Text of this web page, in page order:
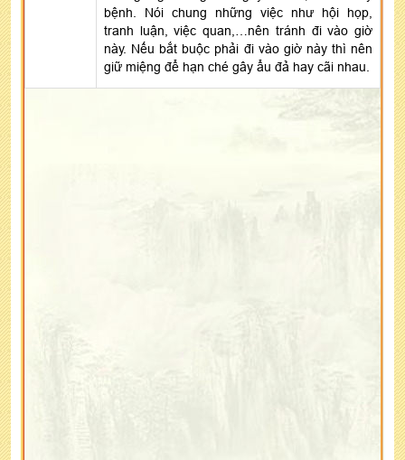
bệnh. Nói chung những việc như hội họp,
tranh luận, việc quan,…nên tránh đi vào giờ
này. Nếu bắt buộc phải đi vào giờ này thì nên
giữ miệng để hạn ché gây ẩu đả hay cãi nhau.